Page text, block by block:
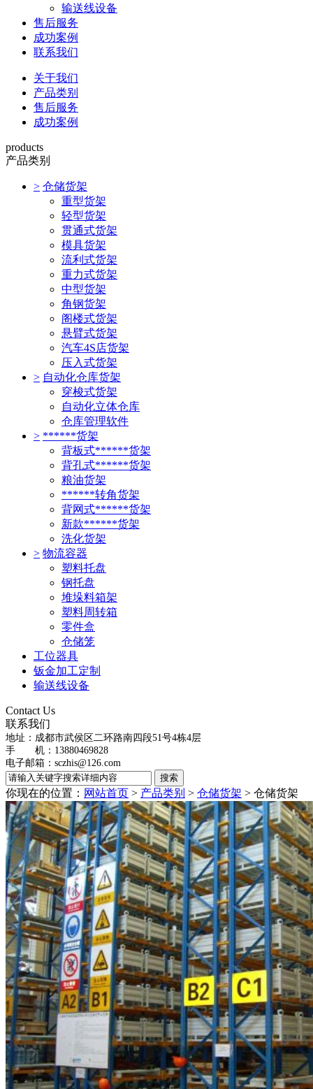
输送线设备
售后服务
成功案例
联系我们
关于我们
产品类别
售后服务
成功案例
products
产品类别
> 仓储货架
重型货架
轻型货架
贯通式货架
模具货架
流利式货架
重力式货架
中型货架
角钢货架
阁楼式货架
悬臂式货架
汽车4S店货架
压入式货架
> 自动化仓库货架
穿梭式货架
自动化立体仓库
仓库管理软件
> ******货架
背板式******货架
背孔式******货架
粮油货架
******转角货架
背网式******货架
新款******货架
洗化货架
> 物流容器
塑料托盘
钢托盘
堆垛料箱架
塑料周转箱
零件盒
仓储笼
工位器具
钣金加工定制
输送线设备
Contact Us
联系我们
地址： 成都市武侯区二环路南四段51号4栋4层
手 机：13880469828
电子邮箱： sczhis@126.com
你现在的位置： 网站首页 > 产品类别 > 仓储货架 > 仓储货架